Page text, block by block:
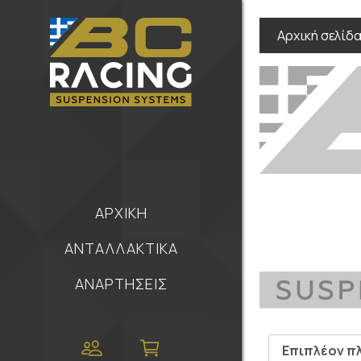
ΑΡΧΙΚΗ
ΑΝΤΑΛΛΑΚΤΙΚΑ
ΑΝΑΡΤΗΣΕΙΣ
Αρχική σελίδα
Επιπλέον